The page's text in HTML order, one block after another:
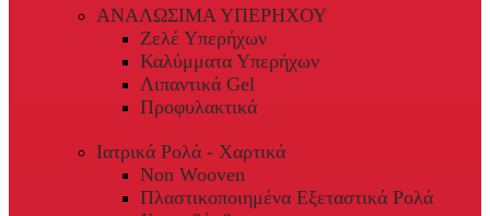
ΑΝΑΛΩΣΙΜΑ ΥΠΕΡΗΧΟΥ
Ζελέ Υπερήχων
Καλύμματα Υπερήχων
Λιπαντικά Gel
Προφυλακτικά
Ιατρικά Ρολά - Χαρτικά
Non Wooven
Πλαστικοποιημένα Εξεταστικά Ρολά